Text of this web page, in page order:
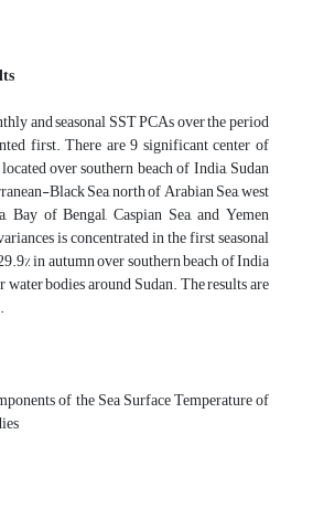
and seasonal SST PCAs over the period
first. There are 9 significant center of
over southern beach of India, Sudan
Black Sea, north of Arabian Sea, west
Bay of Bengal, Caspian Sea, and Yemen
is concentrated in the first seasonal
in autumn over southern beach of India
water bodies around Sudan. The results are
of the Sea Surface Temperature of